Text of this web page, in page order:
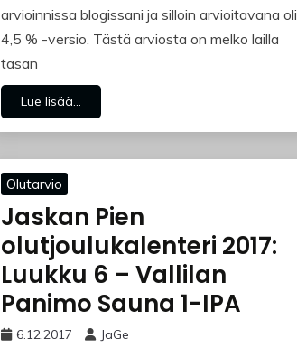
arvioinnissa blogissani ja silloin arvioitavana oli
4,5 % -versio. Tästä arviosta on melko lailla
tasan
Lue lisää...
Olutarvio
Jaskan Pien
olutjoulukalenteri 2017:
Luukku 6 – Vallilan
Panimo Sauna 1-IPA
6.12.2017 JaGe